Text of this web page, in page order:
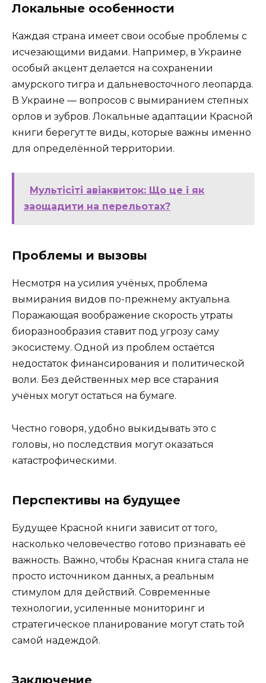
Локальные особенности
Каждая страна имеет свои особые проблемы с
исчезающими видами. Например, в Украине
особый акцент делается на сохранении
амурского тигра и дальневосточного леопарда.
В Украине — вопросов с вымиранием степных
орлов и зубров. Локальные адаптации Красной
книги берегут те виды, которые важны именно
для определённой территории.
Мультісіті авіаквиток: Що це і як
заощадити на перельотах?
Проблемы и вызовы
Несмотря на усилия учёных, проблема
вымирания видов по-прежнему актуальна.
Поражающая воображение скорость утраты
биоразнообразия ставит под угрозу саму
экосистему. Одной из проблем остаётся
недостаток финансирования и политической
воли. Без действенных мер все старания
учёных могут остаться на бумаге.
Честно говоря, удобно выкидывать это с
головы, но последствия могут оказаться
катастрофическими.
Перспективы на будущее
Будущее Красной книги зависит от того,
насколько человечество готово признавать её
важность. Важно, чтобы Красная книга стала не
просто источником данных, а реальным
стимулом для действий. Современные
технологии, усиленные мониторинг и
стратегическое планирование могут стать той
самой надеждой.
Заключение